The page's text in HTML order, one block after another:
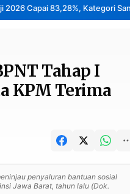
Capai 83,28%, Kategori
Tahap I
KPM Terima
penyaluran bantuan sosial
Jawa Barat, tahun lalu (Dok.